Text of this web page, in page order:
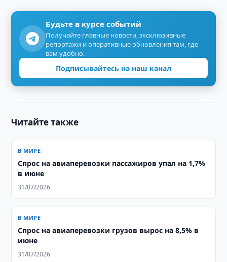
Будьте в курсе событий
Получайте главные новости, эксклюзивные
репортажи и оперативные обновления там, где
вам удобно.
Подписывайтесь на наш канал
Читайте также
В МИРЕ
Спрос на авиаперевозки пассажиров упал на 1,7%
в июне
31/07/2026
В МИРЕ
Спрос на авиаперевозки грузов вырос на 8,5% в
июне
31/07/2026